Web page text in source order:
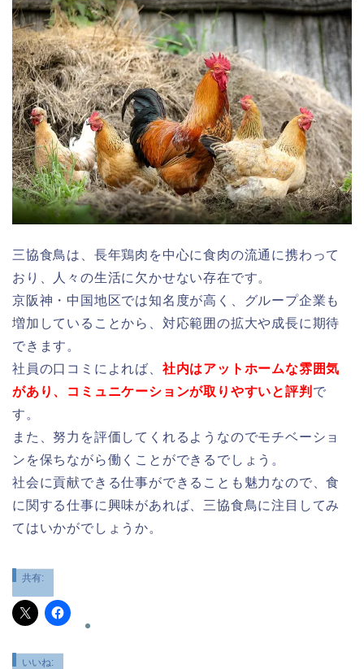
三協食鳥は、長年鶏肉を中心に食肉の流通に携わって
おり、人々の生活に欠かせない存在です。
京阪神・中国地区では知名度が高く、グループ企業も
増加していることから、対応範囲の拡大や成長に期待
できます。
社員の口コミによれば、 社内はアットホームな雰囲気
があり、コミュニケーションが取りやすいと評判 で
す。
また、努力を評価してくれるようなのでモチベーショ
ンを保ちながら働くことができるでしょう。
社会に貢献できる仕事ができることも魅力なので、食
に関する仕事に興味があれば、三協食鳥に注目してみ
てはいかがでしょうか。
共有:
いいね: